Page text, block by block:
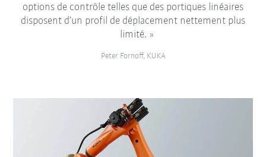
options de contrôle telles que des portiques linéaires
disposent d’un profil de déplacement nettement plus
limité.
Peter Fornoff, KUKA